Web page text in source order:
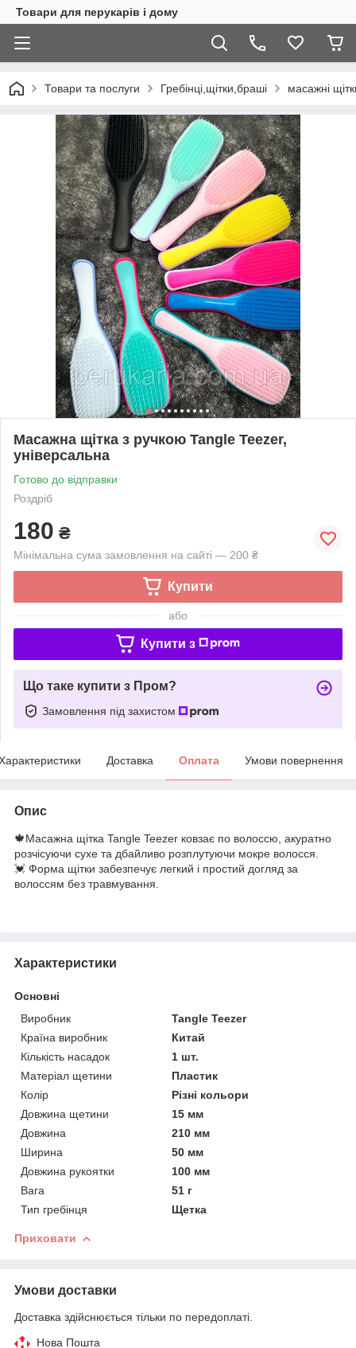
Товари для перукарів і дому
Товари та послуги Гребінці,щітки,браші масажні
Масажна щітка з ручкою Tangle Teezer,
універсальна
Готово до відправки
Роздріб
180 ₴
Мінімальна сума замовлення на сайті — 200 ₴
Купити
або
Купити з
Що таке купити з Пром?
Замовлення під захистом
Доставка Оплата Умови повернення
Опис
🍁Масажна щітка Tangle Teezer ковзає по волоссю, акуратно
розчісуючи сухе та дбайливо розплутуючи мокре волосся.
💓 Форма щітки забезпечує легкий і простий догляд за
волоссям без травмування.
Характеристики
Основні
Виробник
Tangle Teezer
Країна виробник
Китай
Кількість насадок
1 шт.
Матеріал щетини
Пластик
Колір
Різні кольори
Довжина щетини
15 мм
Довжина
210 мм
Ширина
50 мм
Довжина рукоятки
100 мм
Вага
51 г
Тип гребінця
Щетка
Приховати
Умови доставки
Доставка здійснюється тільки по передоплаті.
Нова Пошта